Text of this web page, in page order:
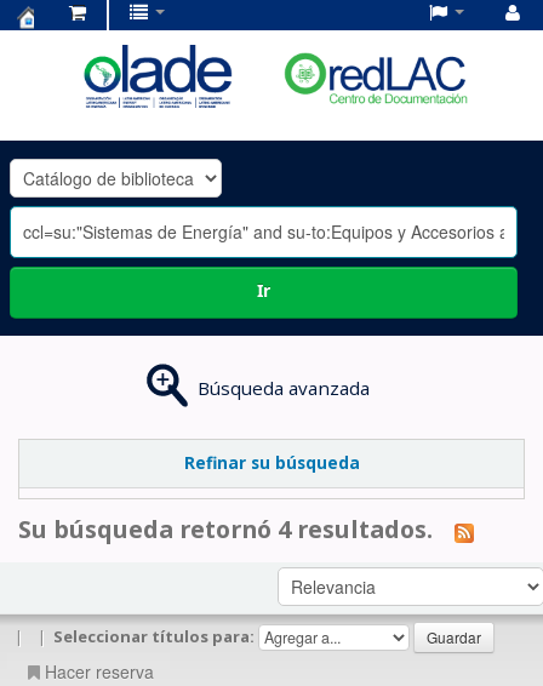
OLADE
-
Ir
Búsqueda avanzada
Refinar su búsqueda
Su búsqueda retornó 4 resultados.
| | Seleccionar títulos para:
Hacer reserva